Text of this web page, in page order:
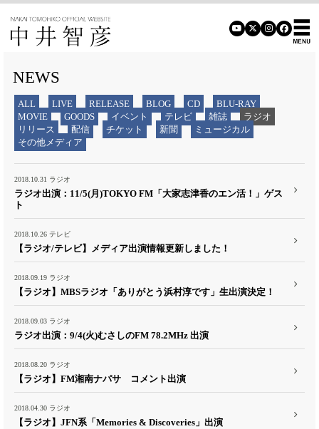
NEWS
ALL LIVE RELEASE BLOG CD
BLU-RAY
MOVIE
GOODS イベント テレビ 雑誌
ラジオ
リリース
配信 チケット 新聞
ミュージカル
その他メディア
2018.10.31 ラジオ
ラジオ出演：11/5(月)TOKYO FM「大家志津香のエン活！」ゲス
ト
2018.10.26 テレビ
【ラジオ/テレビ】メディア出演情報更新しました！
2018.09.19 ラジオ
【ラジオ】MBSラジオ「ありがとう浜村淳です」生出演決定！
2018.09.03 ラジオ
ラジオ出演：9/4(火)むさしのFM 78.2MHz 出演
2018.08.20 ラジオ
【ラジオ】FM湘南ナパサ コメント出演
2018.04.30 ラジオ
【ラジオ】JFN系「Memories & Discoveries」出演